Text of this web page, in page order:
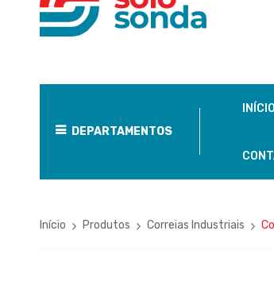
DEPARTAMENTOS
INÍCIO
Início Produtos Correias Industriais